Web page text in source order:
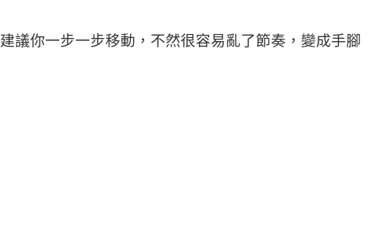
議你一步一步移動，不然很容易亂了節奏，變成手腳